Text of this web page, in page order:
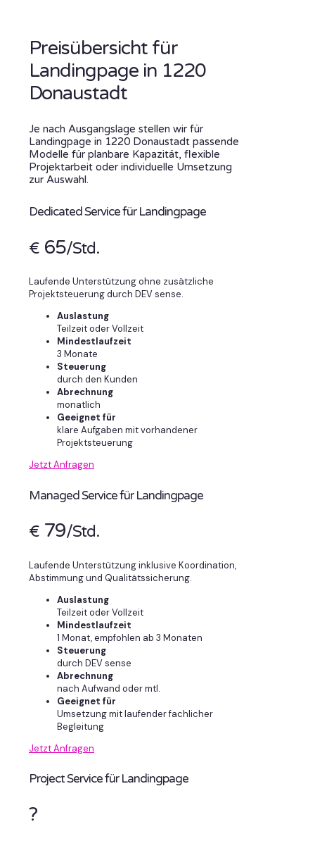
Preisübersicht für
Landingpage in 1220
Donaustadt
Je nach Ausgangslage stellen wir für
Landingpage in 1220 Donaustadt passende
Modelle für planbare Kapazität, flexible
Projektarbeit oder individuelle Umsetzung
zur Auswahl.
Dedicated Service für Landingpage
€ 65/Std.
Laufende Unterstützung ohne zusätzliche
Projektsteuerung durch DEV sense.
Auslastung
Teilzeit oder Vollzeit
Mindestlaufzeit
3 Monate
Steuerung
durch den Kunden
Abrechnung
monatlich
Geeignet für
klare Aufgaben mit vorhandener
Projektsteuerung
Jetzt Anfragen
Managed Service für Landingpage
€ 79/Std.
Laufende Unterstützung inklusive Koordination,
Abstimmung und Qualitätssicherung.
Auslastung
Teilzeit oder Vollzeit
Mindestlaufzeit
1 Monat, empfohlen ab 3 Monaten
Steuerung
durch DEV sense
Abrechnung
nach Aufwand oder mtl.
Geeignet für
Umsetzung mit laufender fachlicher
Begleitung
Jetzt Anfragen
Project Service für Landingpage
?